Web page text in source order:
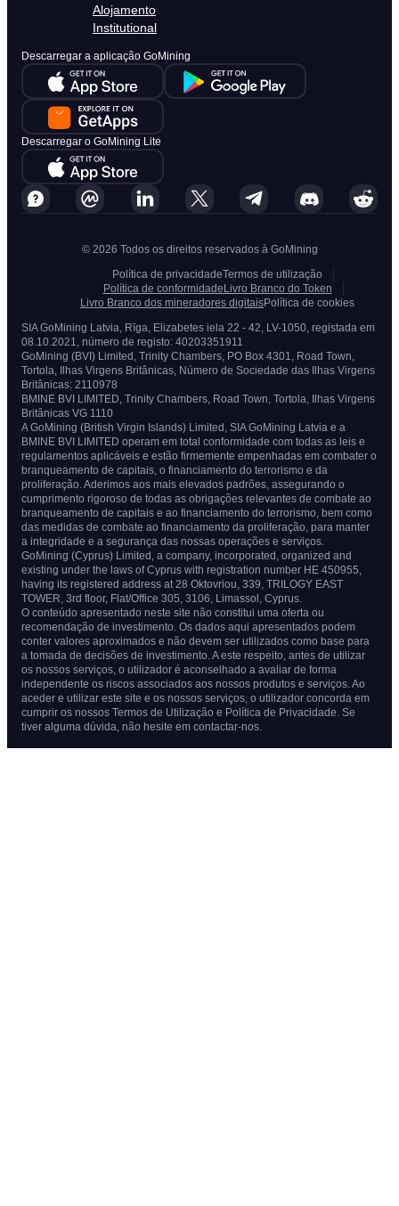
Alojamento
Institutional
Descarregar a aplicação GoMining
Descarregar o GoMining Lite
© 2026 Todos os direitos reservados à GoMining
Política de privacidadeTermos de utilização
Política de conformidade Livro Branco do Token
Livro Branco dos mineradores digitaisPolítica de cookies
SIA GoMining Latvia, Rīga, Elizabetes iela 22 - 42, LV-1050, registada em
08.10.2021, número de registo: 40203351911
GoMining (BVI) Limited, Trinity Chambers, PO Box 4301, Road Town,
Tortola, Ilhas Virgens Britânicas, Número de Sociedade das Ilhas Virgens
Britânicas: 2110978
BMINE BVI LIMITED, Trinity Chambers, Road Town, Tortola, Ilhas Virgens
Britânicas VG 1110
A GoMining (British Virgin Islands) Limited, SIA GoMining Latvia e a
BMINE BVI LIMITED operam em total conformidade com todas as leis e
regulamentos aplicáveis e estão firmemente empenhadas em combater o
branqueamento de capitais, o financiamento do terrorismo e da
proliferação. Aderimos aos mais elevados padrões, assegurando o
cumprimento rigoroso de todas as obrigações relevantes de combate ao
branqueamento de capitais e ao financiamento do terrorismo, bem como
das medidas de combate ao financiamento da proliferação, para manter
a integridade e a segurança das nossas operações e serviços.
GoMining (Cyprus) Limited, a company, incorporated, organized and
existing under the laws of Cyprus with registration number HE 450955,
having its registered address at 28 Oktovriou, 339, TRILOGY EAST
TOWER, 3rd floor, Flat/Office 305, 3106, Limassol, Cyprus.
O conteúdo apresentado neste site não constitui uma oferta ou
recomendação de investimento. Os dados aqui apresentados podem
conter valores aproximados e não devem ser utilizados como base para
a tomada de decisões de investimento. A este respeito, antes de utilizar
os nossos serviços, o utilizador é aconselhado a avaliar de forma
independente os riscos associados aos nossos produtos e serviços. Ao
aceder e utilizar este site e os nossos serviços, o utilizador concorda em
cumprir os nossos Termos de Utilização e Política de Privacidade. Se
tiver alguma dúvida, não hesite em contactar-nos.